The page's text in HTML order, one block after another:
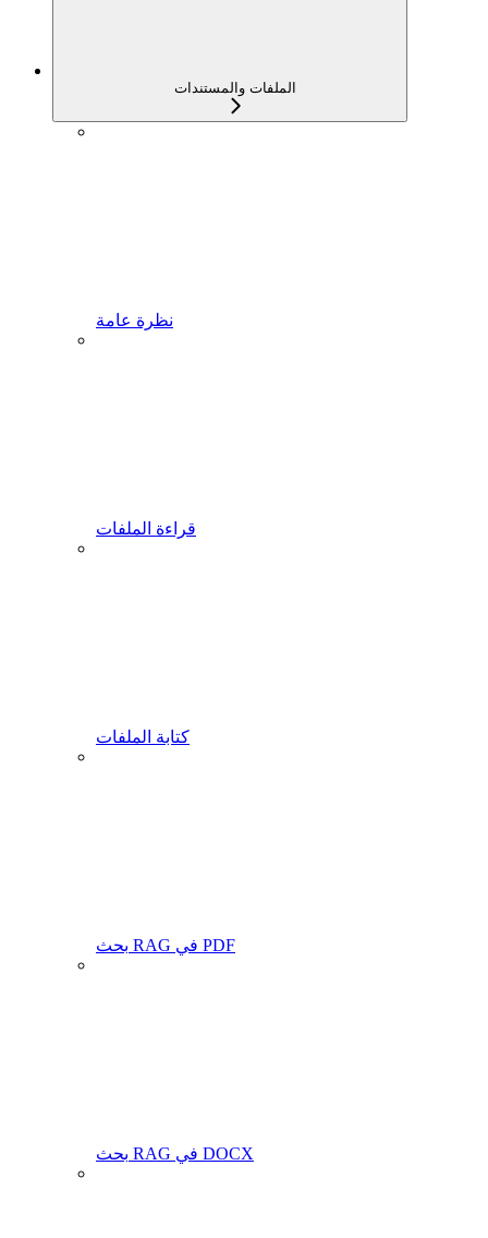
الملفات والمستندات
نظرة عامة
قراءة الملفات
كتابة الملفات
بحث RAG في PDF
بحث RAG في DOCX